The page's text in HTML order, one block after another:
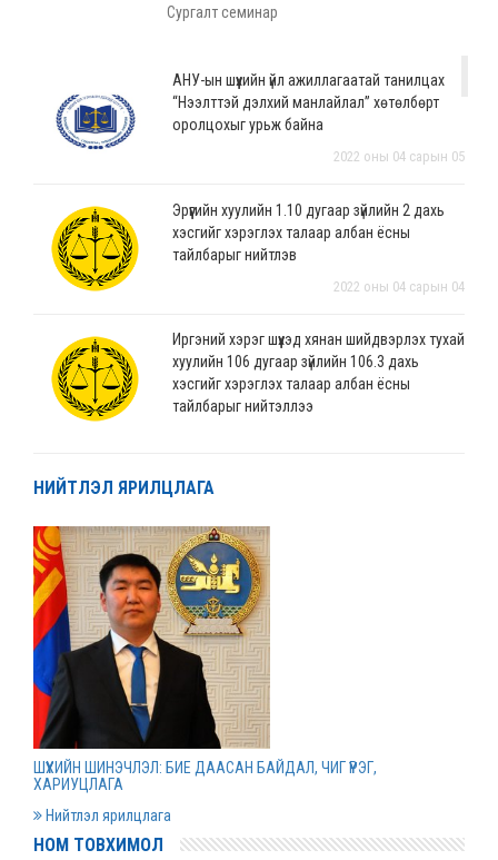
Сургалт семинар
АНУ-ын шүүхийн үйл ажиллагаатай танилцах
“Нээлттэй дэлхий манлайлал” хөтөлбөрт
оролцохыг урьж байна
2022 оны 04 сарын 05
Эрүүгийн хуулийн 1.10 дугаар зүйлийн 2 дахь
хэсгийг хэрэглэх талаар албан ёсны
тайлбарыг нийтлэв
2022 оны 04 сарын 04
Иргэний хэрэг шүүхэд хянан шийдвэрлэх тухай
хуулийн 106 дугаар зүйлийн 106.3 дахь
хэсгийг хэрэглэх талаар албан ёсны
тайлбарыг нийтэллээ
“Монгол Улсын хөгжлийн банк” ХХК-ийн
Дээд шүүхийн нийт шүүгчийн хуралдаан болов
Нээлттэй ажлын байрны зар
2022 оны 03 сарын 31
НИЙТЛЭЛ ЯРИЛЦЛАГА
ШҮҮХИЙН ШИНЭЧЛЭЛ: БИЕ ДААСАН БАЙДАЛ, ЧИГ ҮҮРЭГ,
ХАРИУЦЛАГА
Нийтлэл ярилцлага
НОМ ТОВХИМОЛ